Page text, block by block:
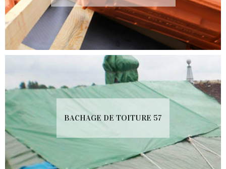
BACHAGE DE TOITURE 57